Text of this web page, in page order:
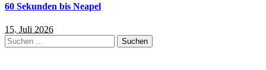
60 Sekunden bis Neapel
15. Juli 2026
Suchen
nach: